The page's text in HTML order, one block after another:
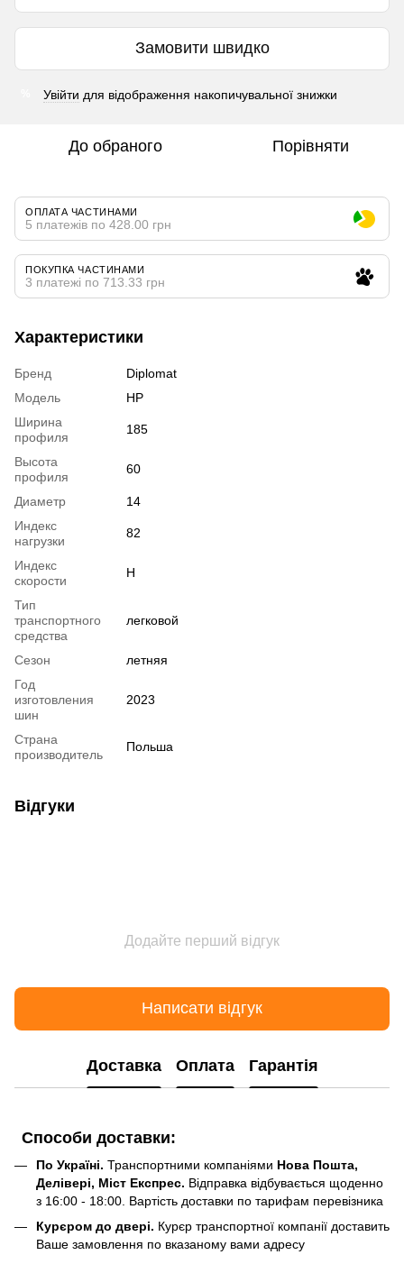
Замовити швидко
Увійти для відображення накопичувальної знижки
До обраного Порівняти
ОПЛАТА ЧАСТИНАМИ
5 платежів по 428.00 грн
ПОКУПКА ЧАСТИНАМИ
3 платежі по 713.33 грн
Характеристики
Бренд
Diplomat
Модель
HP
Ширина
профиля
185
Высота
профиля
60
Диаметр
14
Индекс
нагрузки
82
Индекс
скорости
H
Тип
транспортного
средства
легковой
Сезон
летняя
Год
изготовления
шин
2023
Страна
производитель
Польша
Відгуки
Додайте перший відгук
Написати відгук
Доставка Оплата Гарантія
Способи доставки:
По Україні. Транспортними компаніями Нова Пошта,
Делівері, Міст Експрес. Відправка відбувається щоденно
з 16:00 - 18:00. Вартість доставки по тарифам перевізника
Курєром до двері. Курєр транспортної компанії доставить
Ваше замовлення по вказаному вами адресу